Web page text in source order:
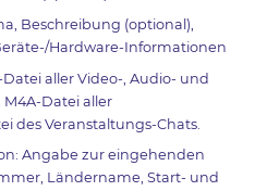
Beschreibung (optional),
Hardware-Informationen
aller Video-, Audio- und
Datei aller
des Veranstaltungs-Chats.
Angabe zur eingehenden
Ländername, Start- und